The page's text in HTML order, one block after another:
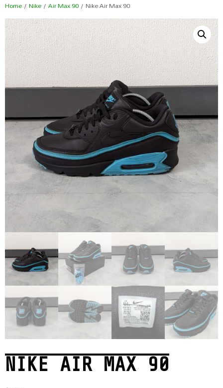
Home/Nike/Air Max 90/ Nike Air Max 90
NIKE AIR MAX 90